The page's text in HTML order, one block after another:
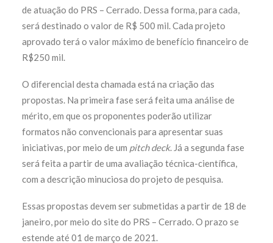
de atuação do PRS – Cerrado. Dessa forma, para cada,
será destinado o valor de R$ 500 mil. Cada projeto
aprovado terá o valor máximo de benefício financeiro de
R$250 mil.
O diferencial desta chamada está na criação das
propostas. Na primeira fase será feita uma análise de
mérito, em que os proponentes poderão utilizar
formatos não convencionais para apresentar suas
iniciativas, por meio de um pitch deck. Já a segunda fase
será feita a partir de uma avaliação técnica-científica,
com a descrição minuciosa do projeto de pesquisa.
Essas propostas devem ser submetidas a partir de 18 de
janeiro, por meio do site do PRS – Cerrado. O prazo se
estende até 01 de março de 2021.